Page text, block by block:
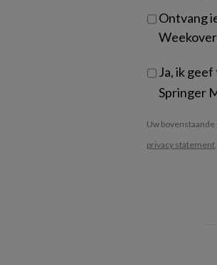
Ontvang
Ja, ik
Springer
Uw
privacy statement.